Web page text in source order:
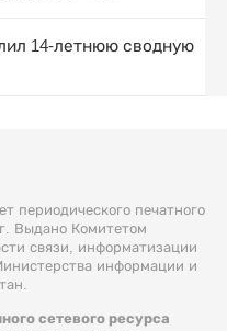
14-летнюю сводную
периодического печатного
Выдано Комитетом
связи, информатизации
информации и
сетевого ресурса